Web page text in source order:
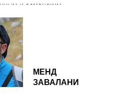
и османским
МЕНД
ЗАВАЛАНИ